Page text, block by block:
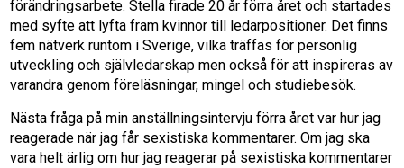
förändringsarbete. Stella firade 20 år förra året och startades
med syfte att lyfta fram kvinnor till ledarpositioner. Det finns
fem nätverk runtom i Sverige, vilka träffas för personlig
utveckling och självledarskap men också för att inspireras av
varandra genom föreläsningar, mingel och studiebesök.
Nästa fråga på min anställningsintervju förra året var hur jag
reagerade när jag får sexistiska kommentarer. Om jag ska
vara helt ärlig om hur jag reagerar på sexistiska kommentarer